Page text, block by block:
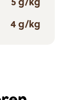
4 g/kg